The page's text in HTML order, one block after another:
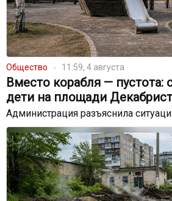
Общество 11:59, 4 августа
Вместо корабля — пустота:
дети на площади
Администрация разъяснила